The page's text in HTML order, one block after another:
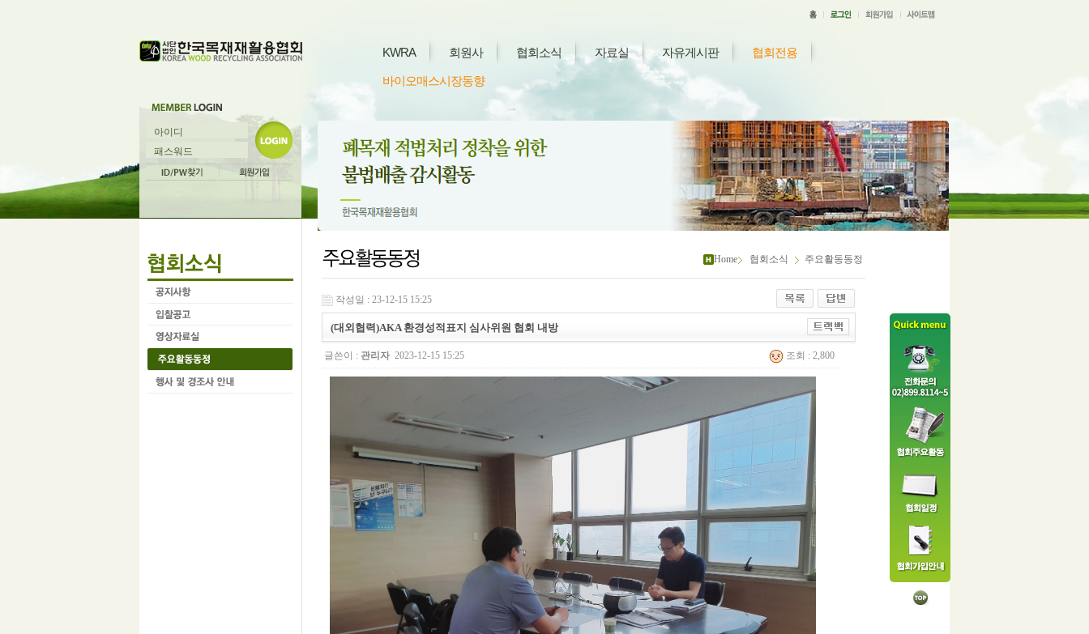
KWRA 회원사 협회소식 자료실 자유게시판 협회전용
바이오매스시장동향
Home 협회소식 주요활동동정
작성일 : 23-12-15 15:25
(대외협력)AKA 환경성적표지 심사위원 협회 내방
글쓴이 : 관리자 2023-12-15 15:25 조회 : 2,800